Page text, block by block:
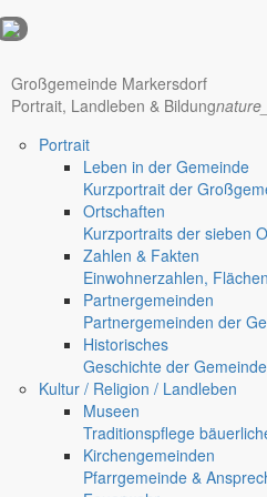
anzeigen@gemeinde-
Großgemeinde Markersdorf
Portrait, Landleben & Bildung
Portrait
Leben in der Gemeinde
Kurzportrait der
Ortschaften
Kurzportraits der sieben
Zahlen & Fakten
Einwohnerzahlen,
Partnergemeinden
Partnergemeinden der
Historisches
Geschichte der
Kultur / Religion / Landleben
Museen
Traditionspflege
Kirchengemeinden
Pfarrgemeinde &
Deutsch-Paulsdorf
Buschbach